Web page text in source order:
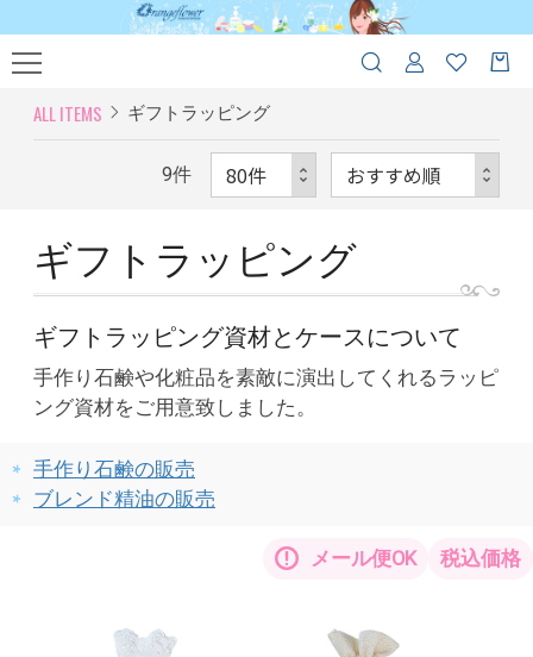
ALL ITEMS ギフトラッピング
9件
ギフトラッピング
ギフトラッピング資材とケースについて
手作り石鹸や化粧品を素敵に演出してくれるラッピ
ング資材をご用意致しました。
手作り石鹸の販売
ブレンド精油の販売
メール便OK 税込価格